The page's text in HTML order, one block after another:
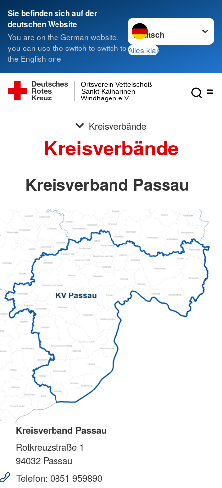
Sie befinden sich auf der
deutschen Website
You are on the German website,
you can use the switch to switch to
the English one
Sprache wechseln zu
Alles klar
Windhagen e.V.
Sankt Katharinen
Ortsverein Vettelschoß
Kreisverbände
Kreisverbände
Kreisverband Passau
Kreisverband Passau
Rotkreuzstraße 1
94032 Passau
Telefon: 0851 959890